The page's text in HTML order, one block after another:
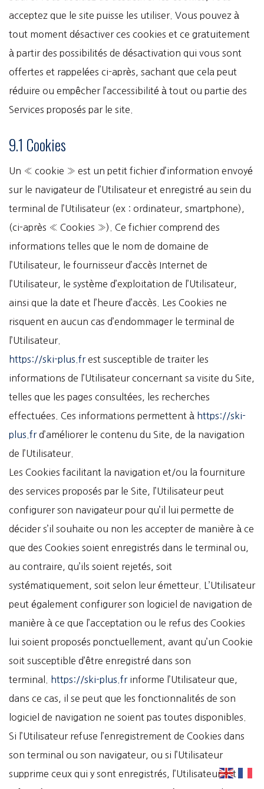
acceptez que le site puisse les utiliser. Vous pouvez à
tout moment désactiver ces cookies et ce gratuitement
à partir des possibilités de désactivation qui vous sont
offertes et rappelées ci-après, sachant que cela peut
réduire ou empêcher l’accessibilité à tout ou partie des
Services proposés par le site.
9.1 Cookies
Un « cookie » est un petit fichier d’information envoyé
sur le navigateur de l’Utilisateur et enregistré au sein du
terminal de l’Utilisateur (ex : ordinateur, smartphone),
(ci-après « Cookies »). Ce fichier comprend des
informations telles que le nom de domaine de
l’Utilisateur, le fournisseur d’accès Internet de
l’Utilisateur, le système d’exploitation de l’Utilisateur,
ainsi que la date et l’heure d’accès. Les Cookies ne
risquent en aucun cas d’endommager le terminal de
l’Utilisateur.
https://ski-plus.frest susceptible de traiter les
informations de l’Utilisateur concernant sa visite du Site,
telles que les pages consultées, les recherches
effectuées. Ces informations permettent à https://ski-
plus.frd’améliorer le contenu du Site, de la navigation
de l’Utilisateur.
Les Cookies facilitant la navigation et/ou la fourniture
des services proposés par le Site, l’Utilisateur peut
configurer son navigateur pour qu’il lui permette de
décider s’il souhaite ou non les accepter de manière à ce
que des Cookies soient enregistrés dans le terminal ou,
au contraire, qu’ils soient rejetés, soit
systématiquement, soit selon leur émetteur. L’Utilisateur
peut également configurer son logiciel de navigation de
manière à ce que l’acceptation ou le refus des Cookies
lui soient proposés ponctuellement, avant qu’un Cookie
soit susceptible d’être enregistré dans son
terminal.
https://ski-plus.frinforme l’Utilisateur que,
dans ce cas, il se peut que les fonctionnalités de son
logiciel de navigation ne soient pas toutes disponibles.
Si l’Utilisateur refuse l’enregistrement de Cookies dans
son terminal ou son navigateur, ou si l’Utilisateur
supprime ceux qui y sont enregistrés, l’Utilisateur est